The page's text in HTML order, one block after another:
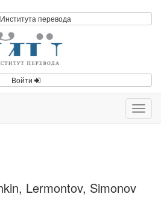
перевода
Войти
Lermontov, Simonov